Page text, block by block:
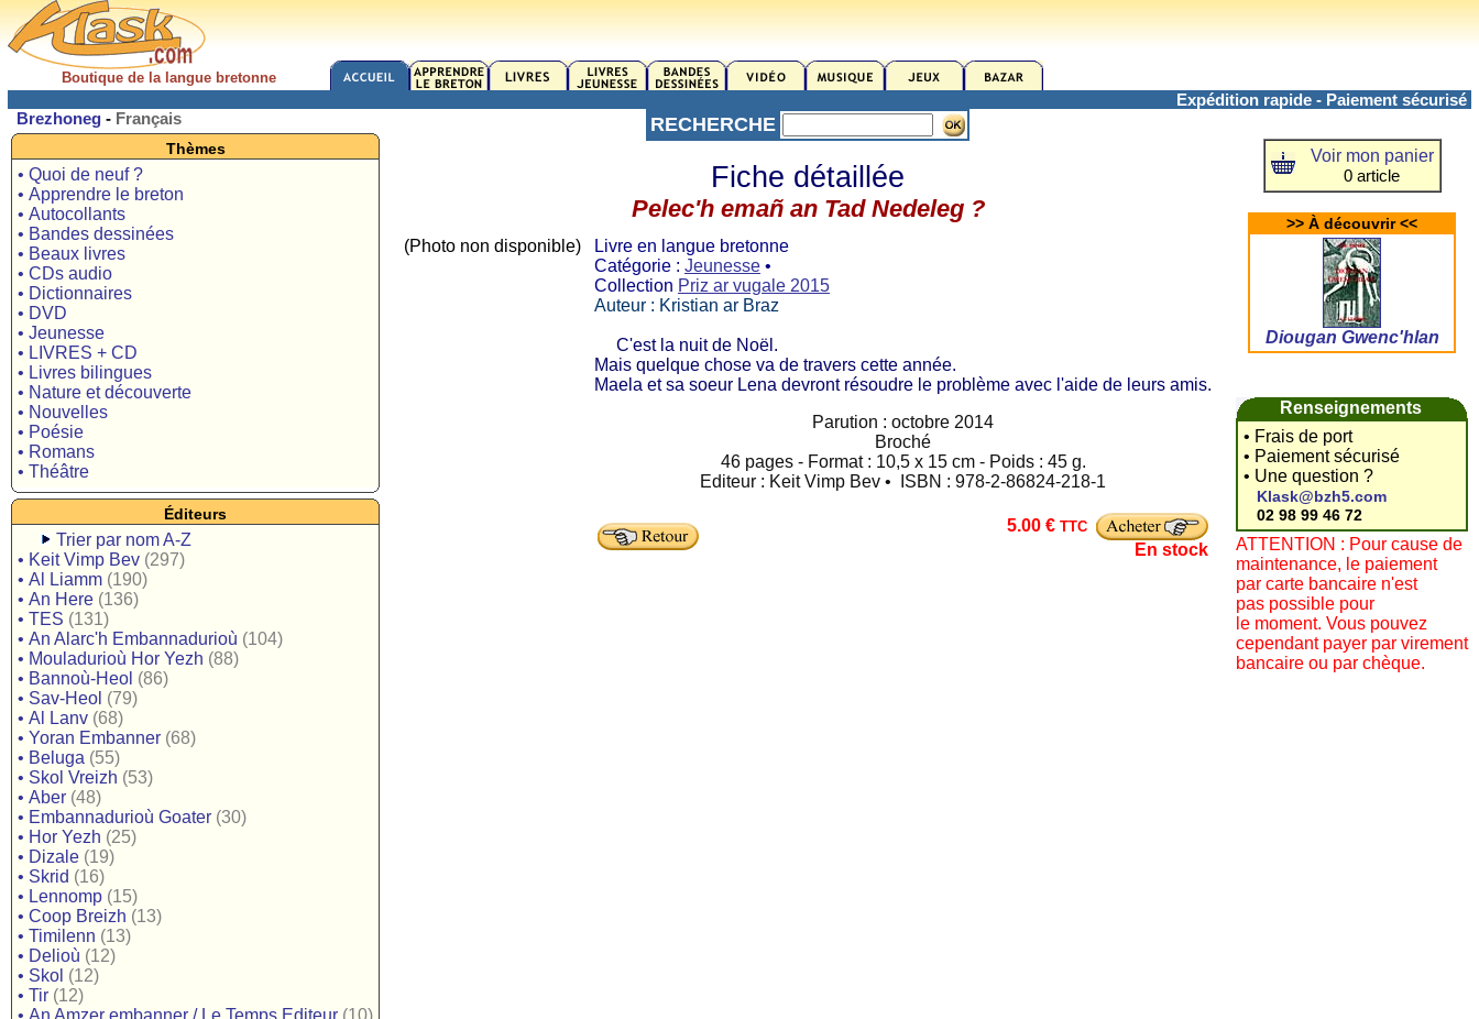
Boutique de la langue bretonne
Expédition rapide - Paiement sécurisé
Brezhoneg - Français
Thèmes
• Quoi de neuf ?
• Apprendre le breton
• Autocollants
• Bandes dessinées
• Beaux livres
• CDs audio
• Dictionnaires
• DVD
• Jeunesse
• LIVRES + CD
• Livres bilingues
• Nature et découverte
• Nouvelles
• Poésie
• Romans
• Théâtre
Éditeurs
Trier par nom A-Z
• Keit Vimp Bev (297)
• Al Liamm (190)
• An Here (136)
• TES (131)
• An Alarc'h Embannadurioù (104)
• Mouladurioù Hor Yezh (88)
• Bannoù-Heol (86)
• Sav-Heol (79)
• Al Lanv (68)
• Yoran Embanner (68)
• Beluga (55)
• Skol Vreizh (53)
• Aber (48)
• Embannadurioù Goater (30)
• Hor Yezh (25)
• Dizale (19)
• Skrid (16)
• Lennomp (15)
• Coop Breizh (13)
• Timilenn (13)
• Delioù (12)
• Skol (12)
• Tir (12)
• An Amzer embanner / Le Temps Editeur (10)
RECHERCHE
Fiche détaillée
Pelec'h emañ an Tad Nedeleg ?
(Photo non disponible)
Livre en langue bretonne
Catégorie : Jeunesse •
Collection Priz ar vugale 2015
Auteur : Kristian ar Braz
C'est la nuit de Noël.
Mais quelque chose va de travers cette année.
Maela et sa soeur Lena devront résoudre le problème avec l'aide de leurs amis.
Parution : octobre 2014
Broché
46 pages - Format : 10,5 x 15 cm - Poids : 45 g.
Editeur : Keit Vimp Bev • ISBN : 978-2-86824-218-1
5.00 € TTC
En stock
Voir mon panier
0 article
>> À découvrir <<
Diougan Gwenc'hlan
Renseignements
• Frais de port
• Paiement sécurisé
• Une question ?
Klask@bzh5.com
02 98 99 46 72
ATTENTION : Pour cause de
maintenance, le paiement
par carte bancaire n'est
pas possible pour
le moment. Vous pouvez
cependant payer par virement
bancaire ou par chèque.